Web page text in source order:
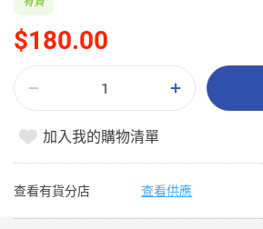
$180.00
加入我的購物清單
查看有貨分店 查看供應